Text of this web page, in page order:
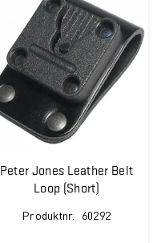
Peter Jones Leather Belt
Loop (Short)
Produktnr. 60292